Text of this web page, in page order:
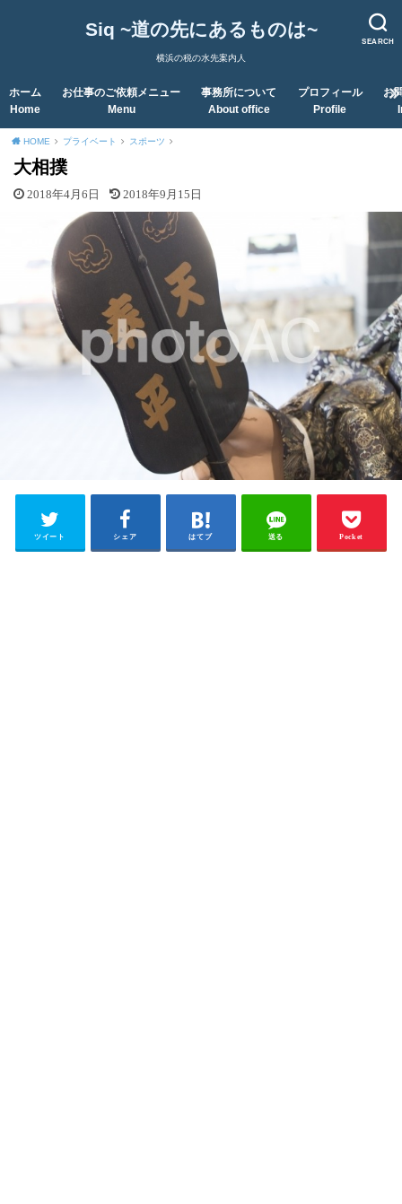
SEARCH
Siq ~道の先にあるものは~
横浜の税の水先案内人
ホーム
Home
お仕事のご依頼メニュー
Menu
事務所について
About office
プロフィール
Profile
お
HOME プライベート スポーツ
大相撲
2018年4月6日 2018年9月15日
ツイート シェア はてブ 送る Pocket